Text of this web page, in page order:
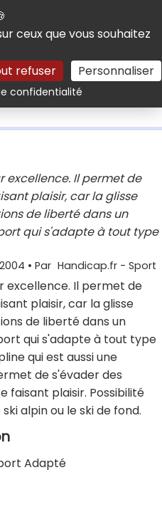
ceux que vous souhaitez
refuser Personnaliser
confidentialitéRechercher
excellence. Il permet de
plaisir, car la glisse
de liberté dans un
qui s'adapte à tout type
• Par Handicap.fr - Sport
excellence. Il permet de
plaisir, car la glisse
de liberté dans un
qui s'adapte à tout type
qui est aussi une
de s'évader des
faisant plaisir. Possibilité
alpin ou le ski de fond.
Adapté